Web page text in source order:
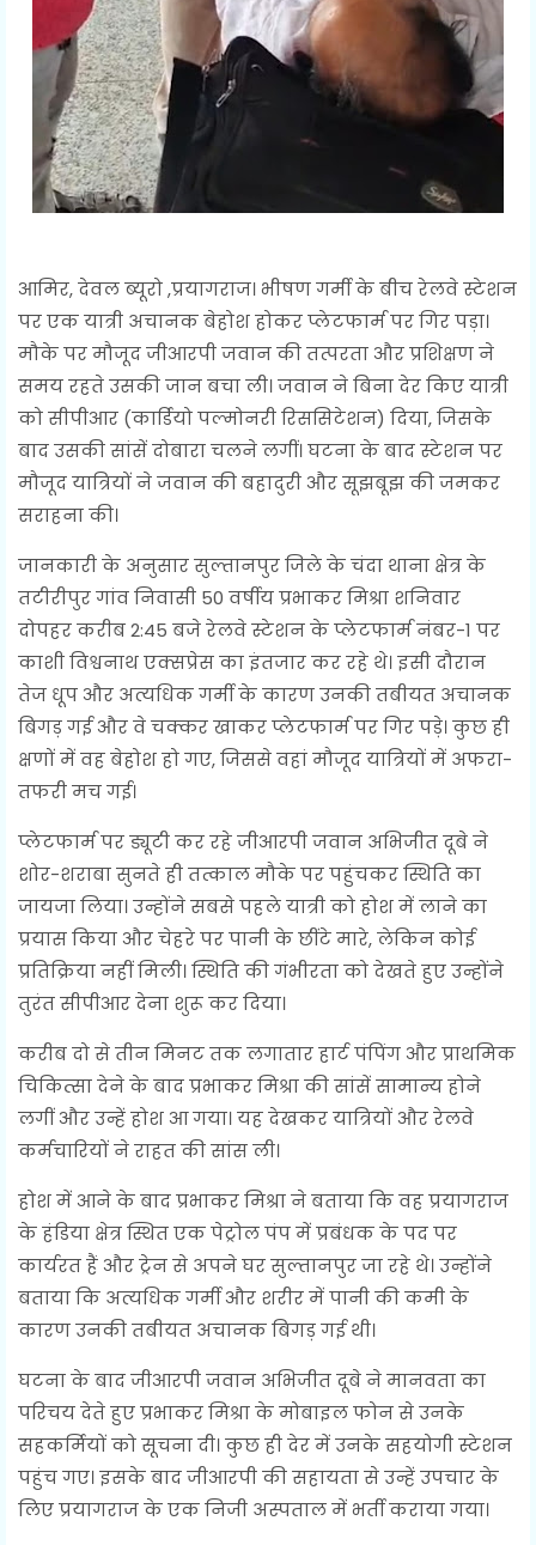
आमिर, देवल ब्यूरो ,प्रयागराज। भीषण गर्मी के बीच रेलवे स्टेशन
पर एक यात्री अचानक बेहोश होकर प्लेटफार्म पर गिर पड़ा।
मौके पर मौजूद जीआरपी जवान की तत्परता और प्रशिक्षण ने
समय रहते उसकी जान बचा ली। जवान ने बिना देर किए यात्री
को सीपीआर (कार्डियो पल्मोनरी रिससिटेशन) दिया, जिसके
बाद उसकी सांसें दोबारा चलने लगीं। घटना के बाद स्टेशन पर
मौजूद यात्रियों ने जवान की बहादुरी और सूझबूझ की जमकर
सराहना की।
जानकारी के अनुसार सुल्तानपुर जिले के चंदा थाना क्षेत्र के
तटीरीपुर गांव निवासी 50 वर्षीय प्रभाकर मिश्रा शनिवार
दोपहर करीब 2:45 बजे रेलवे स्टेशन के प्लेटफार्म नंबर-1 पर
काशी विश्वनाथ एक्सप्रेस का इंतजार कर रहे थे। इसी दौरान
तेज धूप और अत्यधिक गर्मी के कारण उनकी तबीयत अचानक
बिगड़ गई और वे चक्कर खाकर प्लेटफार्म पर गिर पड़े। कुछ ही
क्षणों में वह बेहोश हो गए, जिससे वहां मौजूद यात्रियों में अफरा-
तफरी मच गई।
प्लेटफार्म पर ड्यूटी कर रहे जीआरपी जवान अभिजीत दूबे ने
शोर-शराबा सुनते ही तत्काल मौके पर पहुंचकर स्थिति का
जायजा लिया। उन्होंने सबसे पहले यात्री को होश में लाने का
प्रयास किया और चेहरे पर पानी के छींटे मारे, लेकिन कोई
प्रतिक्रिया नहीं मिली। स्थिति की गंभीरता को देखते हुए उन्होंने
तुरंत सीपीआर देना शुरू कर दिया।
करीब दो से तीन मिनट तक लगातार हार्ट पंपिंग और प्राथमिक
चिकित्सा देने के बाद प्रभाकर मिश्रा की सांसें सामान्य होने
लगीं और उन्हें होश आ गया। यह देखकर यात्रियों और रेलवे
कर्मचारियों ने राहत की सांस ली।
होश में आने के बाद प्रभाकर मिश्रा ने बताया कि वह प्रयागराज
के हंडिया क्षेत्र स्थित एक पेट्रोल पंप में प्रबंधक के पद पर
कार्यरत हैं और ट्रेन से अपने घर सुल्तानपुर जा रहे थे। उन्होंने
बताया कि अत्यधिक गर्मी और शरीर में पानी की कमी के
कारण उनकी तबीयत अचानक बिगड़ गई थी।
घटना के बाद जीआरपी जवान अभिजीत दूबे ने मानवता का
परिचय देते हुए प्रभाकर मिश्रा के मोबाइल फोन से उनके
सहकर्मियों को सूचना दी। कुछ ही देर में उनके सहयोगी स्टेशन
पहुंच गए। इसके बाद जीआरपी की सहायता से उन्हें उपचार के
लिए प्रयागराज के एक निजी अस्पताल में भर्ती कराया गया।